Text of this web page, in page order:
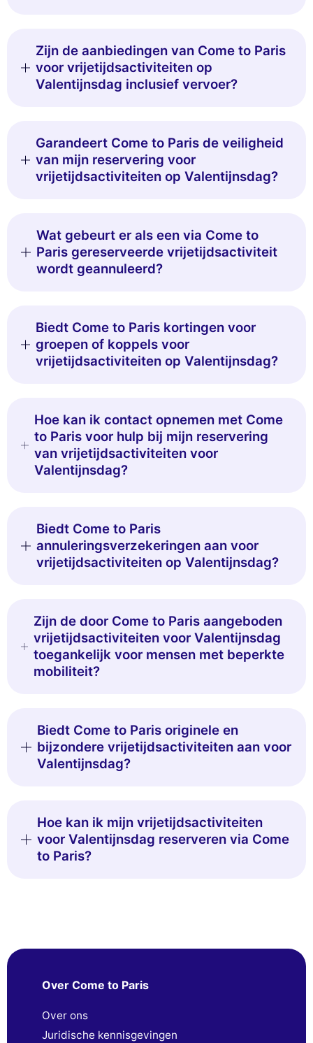
Zijn de aanbiedingen van Come to Paris
voor vrijetijdsactiviteiten op
Valentijnsdag inclusief vervoer?
Garandeert Come to Paris de veiligheid
van mijn reservering voor
vrijetijdsactiviteiten op Valentijnsdag?
Wat gebeurt er als een via Come to
Paris gereserveerde vrijetijdsactiviteit
wordt geannuleerd?
Biedt Come to Paris kortingen voor
groepen of koppels voor
vrijetijdsactiviteiten op Valentijnsdag?
Hoe kan ik contact opnemen met Come
to Paris voor hulp bij mijn reservering
van vrijetijdsactiviteiten voor
Valentijnsdag?
Biedt Come to Paris
annuleringsverzekeringen aan voor
vrijetijdsactiviteiten op Valentijnsdag?
Zijn de door Come to Paris aangeboden
vrijetijdsactiviteiten voor Valentijnsdag
toegankelijk voor mensen met beperkte
mobiliteit?
Biedt Come to Paris originele en
bijzondere vrijetijdsactiviteiten aan voor
Valentijnsdag?
Hoe kan ik mijn vrijetijdsactiviteiten
voor Valentijnsdag reserveren via Come
to Paris?
Over Come to Paris
Over ons
Juridische kennisgevingen